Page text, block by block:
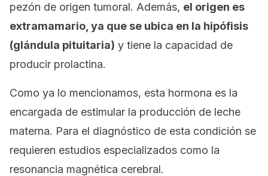
pezón de origen tumoral. Además, el origen es
extramamario, ya que se ubica en la hipófisis
(glándula pituitaria) y tiene la capacidad de
producir prolactina.
Como ya lo mencionamos, esta hormona es la
encargada de estimular la producción de leche
materna. Para el diagnóstico de esta condición se
requieren estudios especializados como la
resonancia magnética cerebral.